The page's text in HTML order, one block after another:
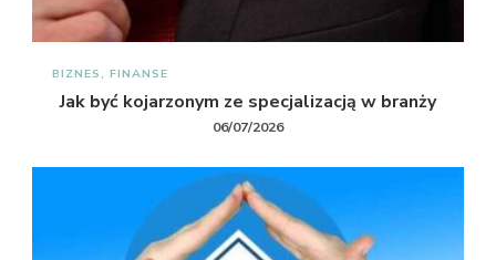
BIZNES, FINANSE
Jak być kojarzonym ze specjalizacją w branży
06/07/2026